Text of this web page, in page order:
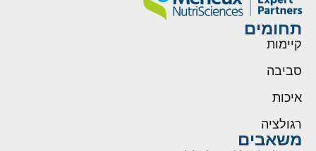
תחומים
קיימות
סביבה
איכות
רגולציה
משאבים